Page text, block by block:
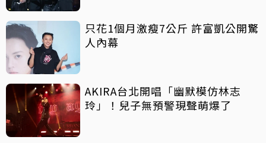
只花1個月激瘦7公斤 許富凱公開驚
人內幕
AKIRA台北開唱「幽默模仿林志
玲」！兒子無預警現聲萌爆了